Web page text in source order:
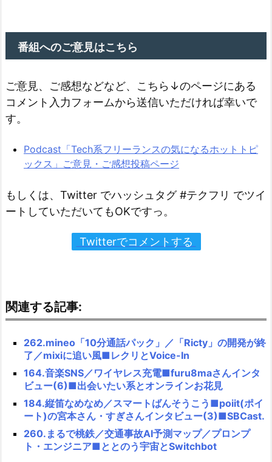
番組へのご意見はこちら
ご意見、ご感想などなど、こちら↓のページにある
コメント入力フォームから送信いただければ幸いで
す。
Podcast「Tech系フリーランスの気になるホットトピ
ックス」ご意見・ご感想投稿ページ
もしくは、Twitter でハッシュタグ #テクフリ でツイ
ートしていただいてもOKですっ。
Twitterでコメントする
関連する記事:
262.mineo「10分通話パック」／「Ricty」の開発が終
了／mixiに追い風■レクリとVoice-In
164.音楽SNS／ワイヤレス充電■furu8maさんインタ
ビュー(6)■出会いたい系とオンラインお花見
184.縦笛なめなめ／スマートばんそうこう■poiit(ポイ
ート)の宮本さん・すぎさんインタビュー(3)■SBCast.
260.まるで桃鉄／交通事故AI予測マップ／プロンプ
ト・エンジニア■ととのう宇宙とSwitchbot